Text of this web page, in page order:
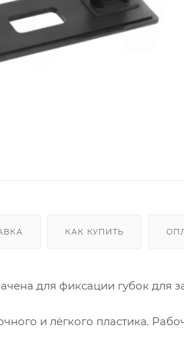
КАК КУПИТЬ
для фиксации губок для
и лёгкого пластика.